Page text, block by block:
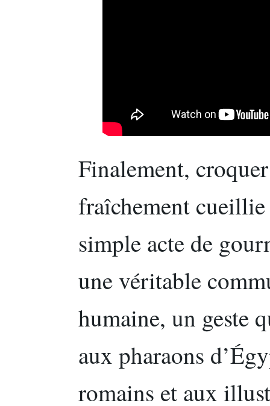
Finalement,
fraîchement cueillie
simple acte de
une véritable
humaine, un geste
aux pharaons
romains et aux